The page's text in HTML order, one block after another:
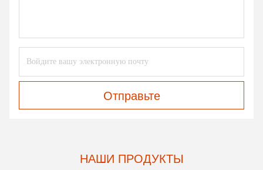
Отправьте
НАШИ ПРОДУКТЫ